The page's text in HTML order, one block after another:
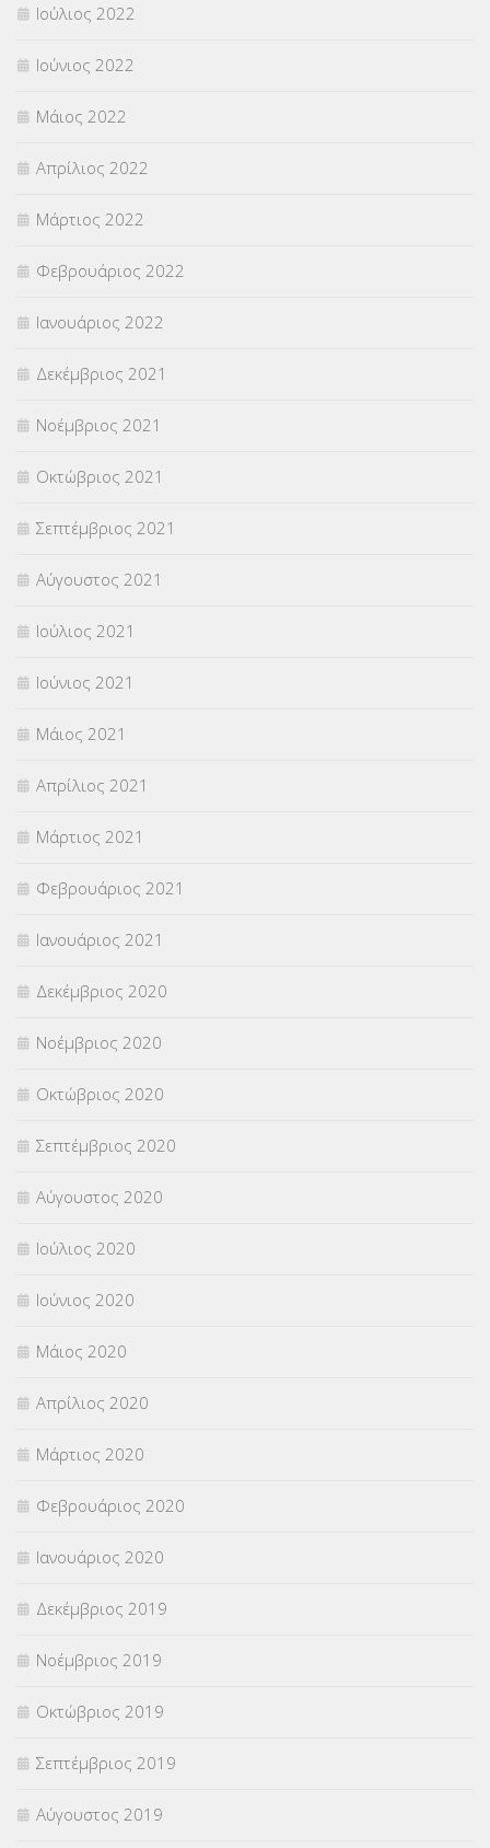
Ιούλιος 2022
Ιούνιος 2022
Μάιος 2022
Απρίλιος 2022
Μάρτιος 2022
Φεβρουάριος 2022
Ιανουάριος 2022
Δεκέμβριος 2021
Νοέμβριος 2021
Οκτώβριος 2021
Σεπτέμβριος 2021
Αύγουστος 2021
Ιούλιος 2021
Ιούνιος 2021
Μάιος 2021
Απρίλιος 2021
Μάρτιος 2021
Φεβρουάριος 2021
Ιανουάριος 2021
Δεκέμβριος 2020
Νοέμβριος 2020
Οκτώβριος 2020
Σεπτέμβριος 2020
Αύγουστος 2020
Ιούλιος 2020
Ιούνιος 2020
Μάιος 2020
Απρίλιος 2020
Μάρτιος 2020
Φεβρουάριος 2020
Ιανουάριος 2020
Δεκέμβριος 2019
Νοέμβριος 2019
Οκτώβριος 2019
Σεπτέμβριος 2019
Αύγουστος 2019